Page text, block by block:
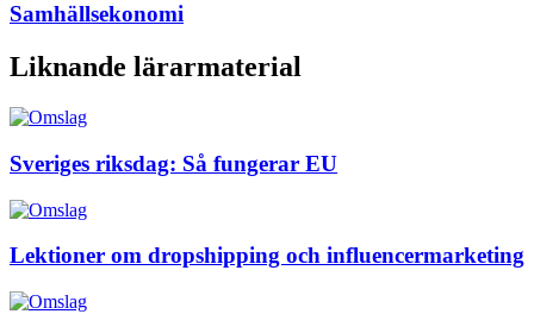
Samhällsekonomi
Liknande lärarmaterial
Sveriges riksdag: Så fungerar EU
Lektioner om dropshipping och influencermarketing